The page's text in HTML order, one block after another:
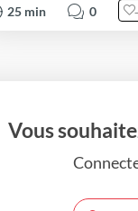
25 min 0
Vous